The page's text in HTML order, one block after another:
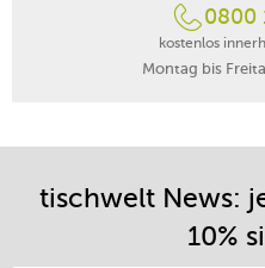
0800
kostenlos
Montag bis
tischwelt News:
10%